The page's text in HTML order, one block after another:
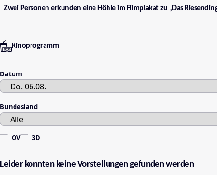
Zwei Personen erkunden eine Höhle im Filmplakat zu „Das
Kinoprogramm
Datum
Bundesland
OV 3D
Leider konnten keine Vorstellungen gefunden werden